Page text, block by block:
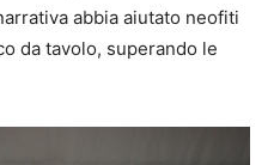
abbia aiutato neofiti
da tavolo, superando le